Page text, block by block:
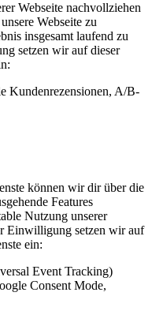
Webseite nachvollziehen
Webseite zu
insgesamt laufend zu
setzen wir auf dieser
Kundenrezensionen, A/B-
können wir dir über die
Features
Nutzung unserer
Einwilligung setzen wir auf
ein:
Event Tracking)
Consent Mode,